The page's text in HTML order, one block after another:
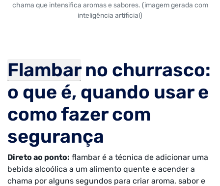
chama que intensifica aromas e sabores. (imagem gerada com
inteligência artificial)
Flambarno churrasco:
o que é, quando usar e
como fazer com
segurança
Direto ao ponto: flambar é a técnica de adicionar uma
bebida alcoólica a um alimento quente e acender a
chama por alguns segundos para criar aroma, sabor e